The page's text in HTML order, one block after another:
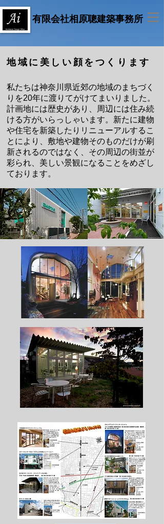
有限会社相原聰建築事務所
地域に美しい顔をつくります
私たちは神奈川県近郊の地域のまちづく
りを20年に渡りてがけてまいりました。
計画地には歴史があり、周辺には住み続
ける方がいらっしゃいます。新たに建物
や住宅を新築したりリニューアルするこ
とにより、敷地や建物そのものだけが刷
新されるのではなく、その周辺の街並が
彩られ、美しい景観になることをめざし
ております。